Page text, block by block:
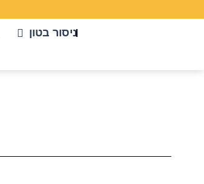
ניסור בטון